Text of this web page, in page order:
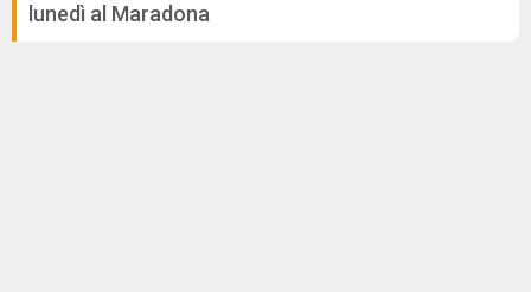
lunedì al Maradona